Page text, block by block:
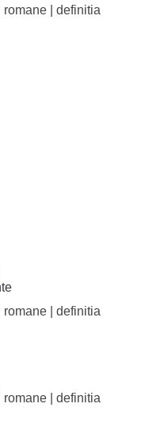
romane| definitia
romane| definitia
romane| definitia